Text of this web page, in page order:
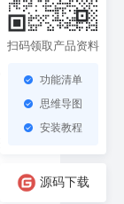
！
模式
式
扫码领取产品资料
功能清单
思维导图
安装教程
源码下载